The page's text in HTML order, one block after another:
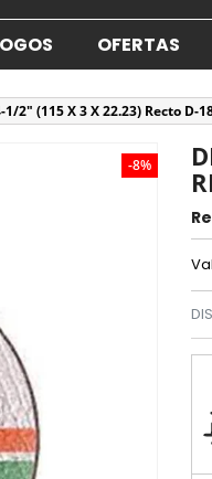
OFERTAS
2" (115 X 3 X 22.23) Recto D-
-8%